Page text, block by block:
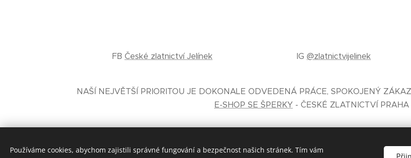
FB České zlatnictví Jelínek IG @zlatnictvijelinek
NAŠÍ NEJVĚTŠÍ PRIORITOU JE DOKONALE ODVEDENÁ PRÁCE, SPOKOJENÝ
E-SHOP SE ŠPERKY - ČESKÉ ZLATNICTVÍ
Používáme cookies, abychom zajistili správné fungování a bezpečnost našich stránek. Tím vám